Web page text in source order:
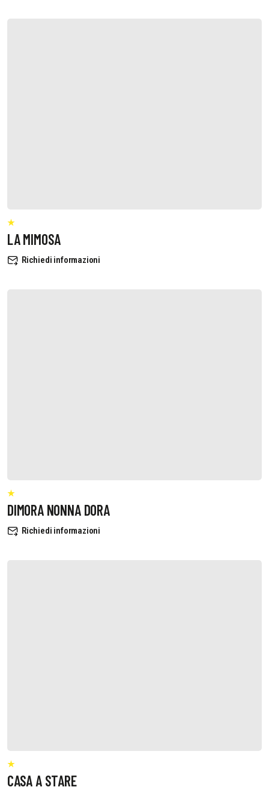
LA MIMOSA
Richiedi informazioni
DIMORA NONNA DORA
Richiedi informazioni
CASA A STARE